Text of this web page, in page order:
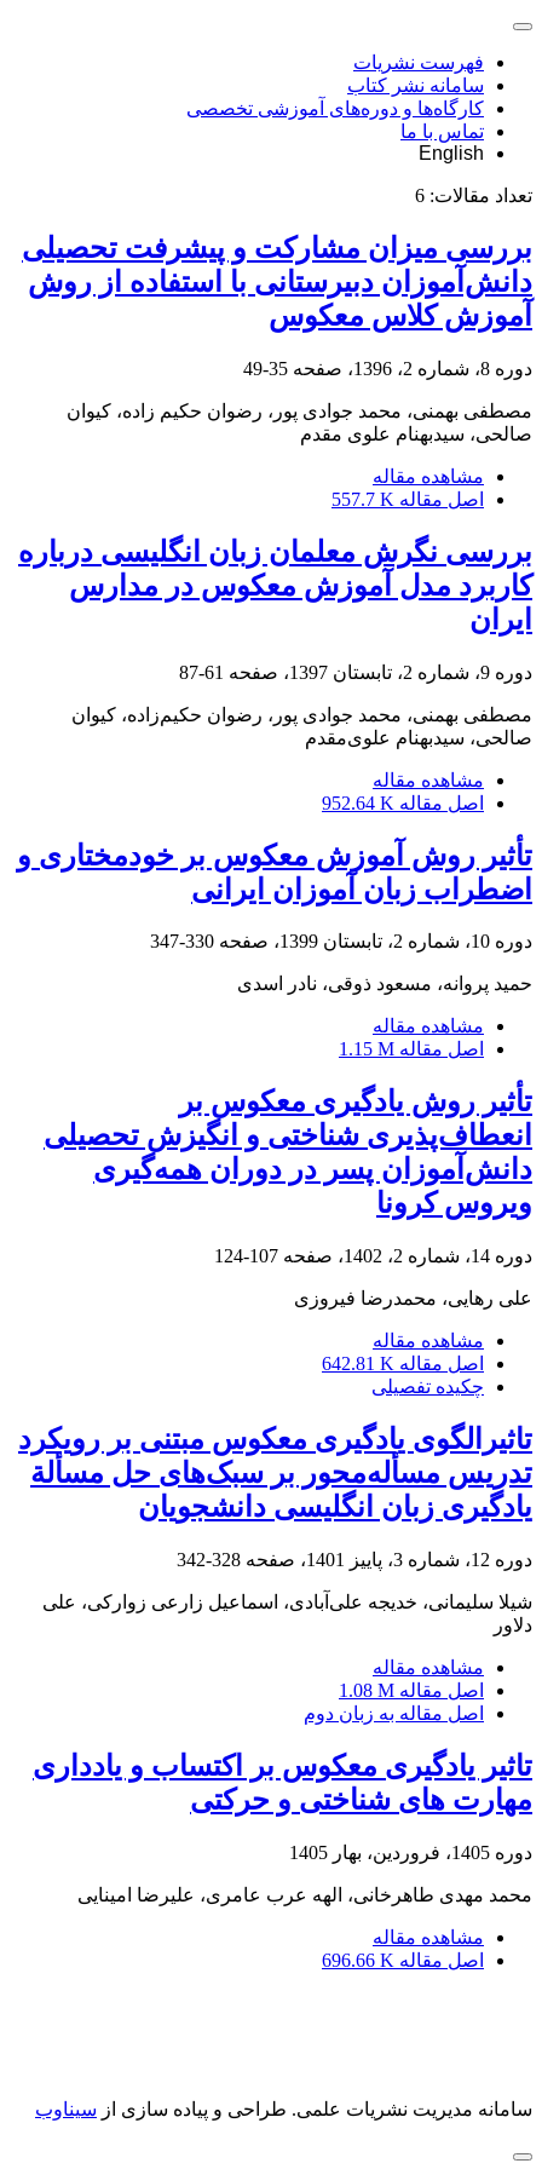
فهرست نشریات
سامانه نشر کتاب
کارگاه‌ها و دوره‌های آموزشی تخصصی
تماس با ما
English
تعداد مقالات: 6
بررسی میزان مشارکت و پیشرفت تحصیلی
دانش‌آموزان دبیرستانی با استفاده از روش
آموزش کلاس معکوس
دوره 8، شماره 2، 1396، صفحه 35-49
مصطفی بهمنی، محمد جوادی پور، رضوان حکیم زاده، کیوان
صالحی، سیدبهنام علوی مقدم
مشاهده مقاله
اصل مقاله 557.7 K
بررسی نگرش معلمان زبان انگلیسی درباره
کاربرد مدل آموزش معکوس در مدارس
ایران
دوره 9، شماره 2، تابستان 1397، صفحه 61-87
مصطفی بهمنی، محمد جوادی پور، رضوان حکیم‌زاده، کیوان
صالحی، سیدبهنام علوی‌مقدم
مشاهده مقاله
اصل مقاله 952.64 K
تأثیر روش آموزش معکوس بر خودمختاری و
اضطراب زبان آموزان ایرانی
دوره 10، شماره 2، تابستان 1399، صفحه 330-347
حمید پروانه، مسعود ذوقی، نادر اسدی
مشاهده مقاله
اصل مقاله 1.15 M
تأثیر روش یادگیری معکوس بر
انعطاف‌پذیری ‌شناختی و انگیزش تحصیلی
دانش‌آموزان پسر در دوران همه‌گیری
ویروس کرونا
دوره 14، شماره 2، 1402، صفحه 107-124
علی رهایی، محمدرضا فیروزی
مشاهده مقاله
اصل مقاله 642.81 K
چکیده تفصیلی
تاثیرالگوی یادگیری معکوس مبتنی بر رویکرد
تدریس مسأله‌محور بر سبک‌های حل مسألة
یادگیری زبان انگلیسی دانشجویان
دوره 12، شماره 3، پاییز 1401، صفحه 328-342
شیلا سلیمانی، خدیجه علی‌آبادی، اسماعیل زارعی زوارکی، علی
دلاور
مشاهده مقاله
اصل مقاله 1.08 M
اصل مقاله به زبان دوم
تاثیر یادگیری معکوس بر اکتساب و یادداری
مهارت های شناختی و حرکتی
دوره 1405، فروردین، بهار 1405
محمد مهدی طاهرخانی، الهه عرب عامری، علیرضا امینایی
مشاهده مقاله
اصل مقاله 696.66 K
سامانه مدیریت نشریات علمی. طراحی و پیاده سازی از سیناوب